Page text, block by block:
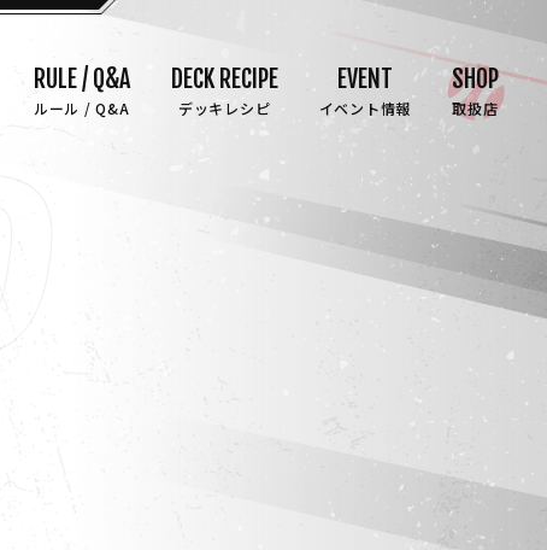
RULE / Q&A
ルール / Q&A
DECK RECIPE
デッキレシピ
EVENT
イベント情報
SHOP
取扱店